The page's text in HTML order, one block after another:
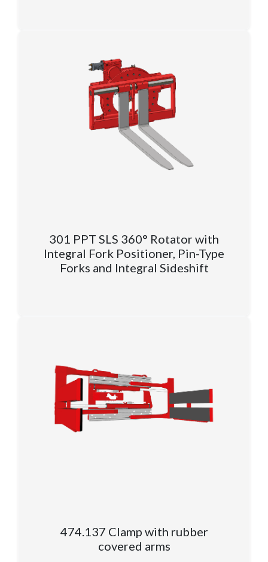
301 PPT SLS 360° Rotator with
Integral Fork Positioner, Pin-Type
Forks and Integral Sideshift
474.137 Clamp with rubber
covered arms